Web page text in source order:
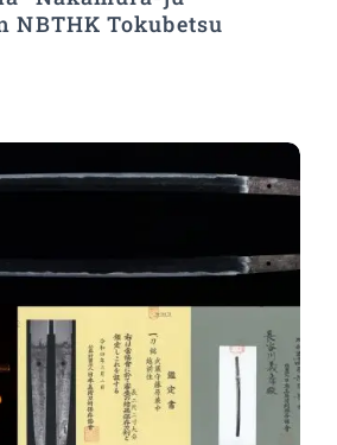
NBTHK Tokubetsu
al carrello